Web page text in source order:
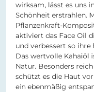
wirksam, lässt es uns
Schönheit erstrahlen.
Pflanzenkraft-
aktiviert das Face Oil
und verbessert so ihre
Das wertvolle Kahaiöl
Natur. Besonders
schützt es die Haut
ein ebenmäßig